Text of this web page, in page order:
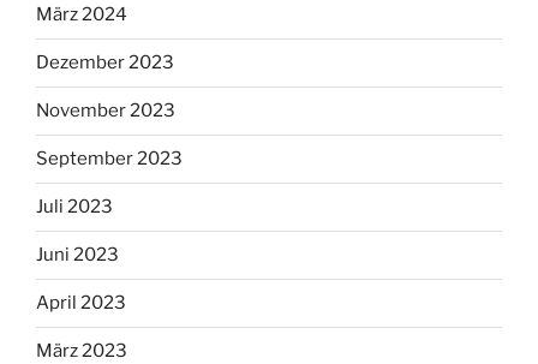
März 2024
Dezember 2023
November 2023
September 2023
Juli 2023
Juni 2023
April 2023
März 2023